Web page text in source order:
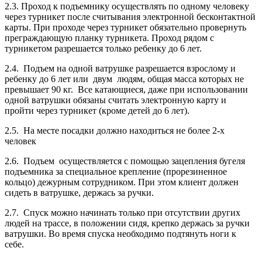
2.3. Проход к подъемнику осуществлять по одному человеку
через турникет после считывания электронной бесконтактной
карты. При проходе через турникет обязательно провернуть
преграждающую планку турникета. Проход рядом с
турникетом разрешается только ребенку до 6 лет.
2.4. Подъем на одной ватрушке разрешается взрослому и
ребенку до 6 лет или двум людям, общая масса которых не
превышает 90 кг. Все катающиеся, даже при использовании
одной ватрушки обязаны считать электронную карту и
пройти через турникет (кроме детей до 6 лет).
2.5. На месте посадки должно находиться не более 2-х
человек
2.6. Подъем осуществляется с помощью зацепления бугеля
подъемника за специальное крепление (прорезиненное
кольцо) дежурным сотрудником. При этом клиент должен
сидеть в ватрушке, держась за ручки.
2.7. Спуск можно начинать только при отсутствии других
людей на трассе, в положении сидя, крепко держась за ручки
ватрушки. Во время спуска необходимо подтянуть ноги к
себе.